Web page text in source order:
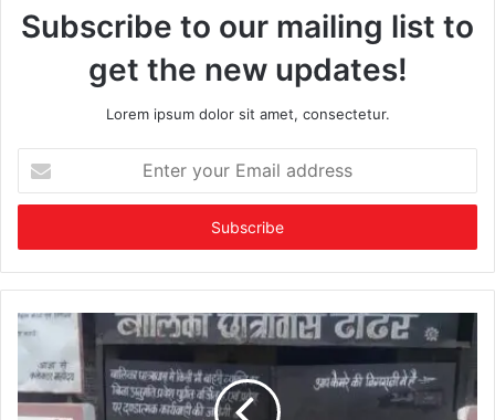
Subscribe to our mailing list to
get the new updates!
Lorem ipsum dolor sit amet, consectetur.
your
Email